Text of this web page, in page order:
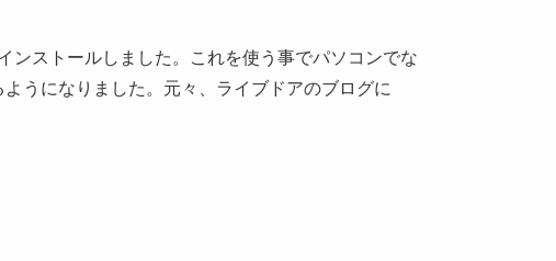
ンストールしました。これを使う事でパソコンでな
うになりました。元々、ライブドアのブログに